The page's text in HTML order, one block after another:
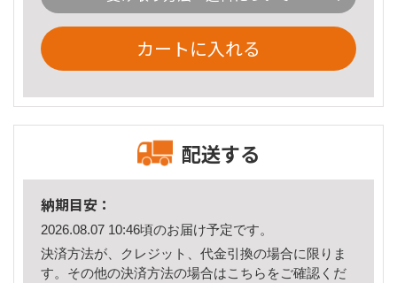
カートに入れる
配送する
納期目安：
2026.08.07 10:46頃のお届け予定です。
決済方法が、クレジット、代金引換の場合に限りま
す。その他の決済方法の場合はこちら をご確認くだ